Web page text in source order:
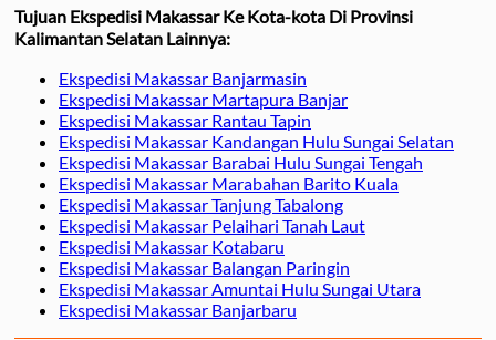
Tujuan Ekspedisi Makassar Ke Kota-kota Di Provinsi
Kalimantan Selatan Lainnya:
Ekspedisi Makassar Banjarmasin
Ekspedisi Makassar Martapura Banjar
Ekspedisi Makassar Rantau Tapin
Ekspedisi Makassar Kandangan Hulu Sungai Selatan
Ekspedisi Makassar Barabai Hulu Sungai Tengah
Ekspedisi Makassar Marabahan Barito Kuala
Ekspedisi Makassar Tanjung Tabalong
Ekspedisi Makassar Pelaihari Tanah Laut
Ekspedisi Makassar Kotabaru
Ekspedisi Makassar Balangan Paringin
Ekspedisi Makassar Amuntai Hulu Sungai Utara
Ekspedisi Makassar Banjarbaru